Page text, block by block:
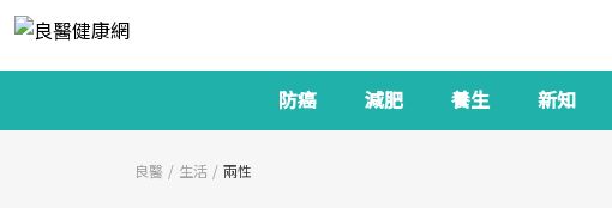
防癌 減肥 養生 新知
良醫 生活 兩性